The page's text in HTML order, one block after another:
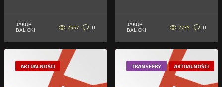
JAKUB
BALICKI
2557 0
JAKUB
BALICKI
2735 0
AKTUALNOŚCI TRANSFERY AKTUALNOŚCI